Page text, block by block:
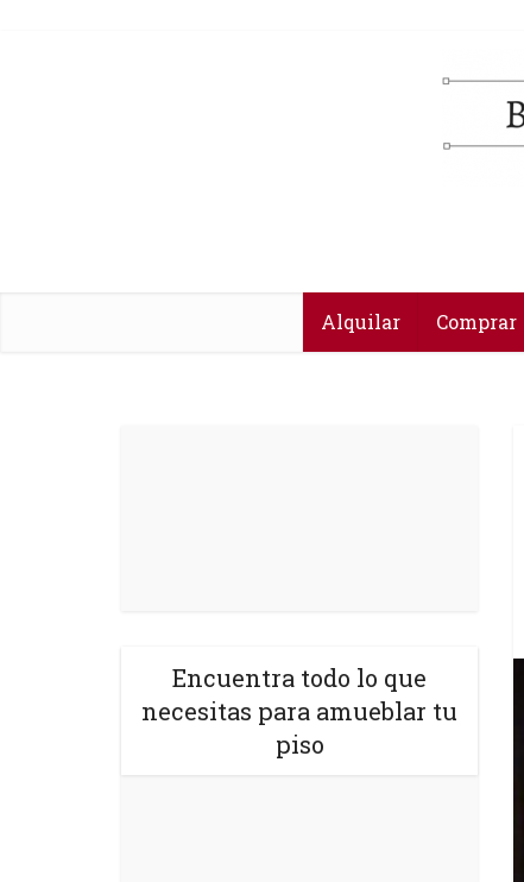
Alquilar Comprar
Encuentra todo lo que
necesitas para amueblar tu
piso